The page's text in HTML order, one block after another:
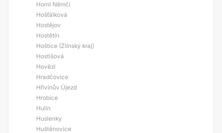
Horní Němčí
Hošťálková
Hostějov
Hostětín
Hoštice (Zlínský kraj)
Hostišová
Hovězí
Hradčovice
Hřivínův Újezd
Hrobice
Hulín
Huslenky
Huštěnovice